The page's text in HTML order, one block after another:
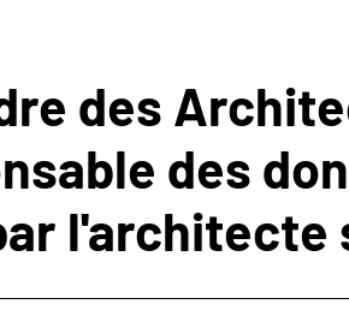
des
des
l'architecte